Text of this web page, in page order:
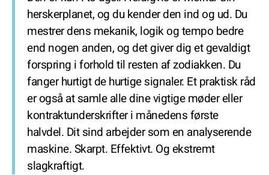
herskerplanet, og du kender den ind og ud. Du
mestrer dens mekanik, logik og tempo bedre
end nogen anden, og det giver dig et gevaldigt
forspring i forhold til resten af zodiakken. Du
fanger hurtigt de hurtige signaler. Et praktisk råd
er også at samle alle dine vigtige møder eller
kontraktunderskrifter i månedens første
halvdel. Dit sind arbejder som en analyserende
maskine. Skarpt. Effektivt. Og ekstremt
slagkraftigt.